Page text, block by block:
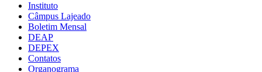
Instituto
Câmpus Lajeado
Boletim Mensal
DEAP
DEPEX
Contatos
Organograma